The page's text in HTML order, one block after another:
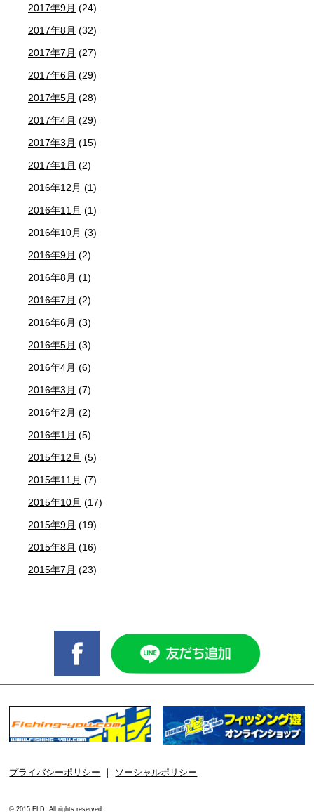
2017年9月 (24)
2017年8月 (32)
2017年7月 (27)
2017年6月 (29)
2017年5月 (28)
2017年4月 (29)
2017年3月 (15)
2017年1月 (2)
2016年12月 (1)
2016年11月 (1)
2016年10月 (3)
2016年9月 (2)
2016年8月 (1)
2016年7月 (2)
2016年6月 (3)
2016年5月 (3)
2016年4月 (6)
2016年3月 (7)
2016年2月 (2)
2016年1月 (5)
2015年12月 (5)
2015年11月 (7)
2015年10月 (17)
2015年9月 (19)
2015年8月 (16)
2015年7月 (23)
プライバシーポリシー ソーシャルポリシー
© 2015 FLD. All rights reserved.